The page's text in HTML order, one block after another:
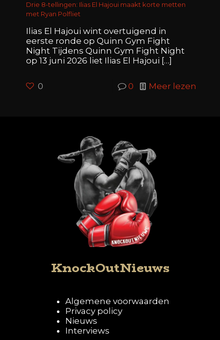
Drie 8-tellingen: Ilias El Hajoui maakt korte metten
met Ryan Polfliet
Ilias El Hajoui wint overtuigend in
eerste ronde op Quinn Gym Fight
Night Tijdens Quinn Gym Fight Night
op 13 juni 2026 liet Ilias El Hajoui […]
0 0 Meer lezen
KnockOutNieuws
Algemene voorwaarden
Privacy policy
Nieuws
Interviews